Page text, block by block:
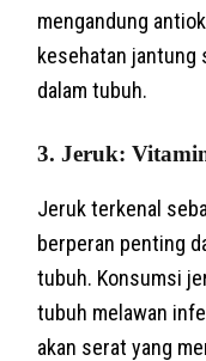
mengandung
kesehatan jantung
dalam tubuh.
3. Jeruk:
Jeruk terkenal
berperan penting
tubuh. Konsumsi
tubuh melawan
akan serat yang